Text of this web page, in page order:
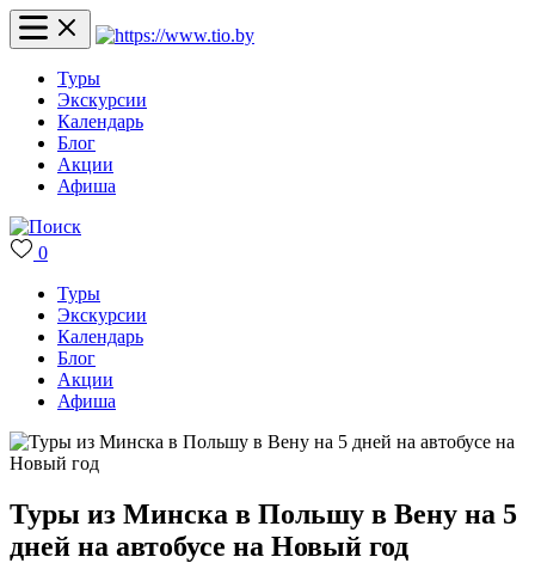
Туры
Экскурсии
Календарь
Блог
Акции
Афиша
0
Туры
Экскурсии
Календарь
Блог
Акции
Афиша
Туры из Минска в Польшу в Вену на 5
дней на автобусе на Новый год